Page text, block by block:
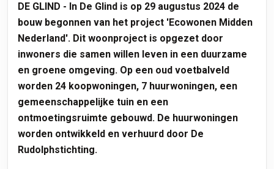
DE GLIND - In De Glind is op 29 augustus 2024 de
bouw begonnen van het project 'Ecowonen Midden
Nederland'. Dit woonproject is opgezet door
inwoners die samen willen leven in een duurzame
en groene omgeving. Op een oud voetbalveld
worden 24 koopwoningen, 7 huurwoningen, een
gemeenschappelijke tuin en een
ontmoetingsruimte gebouwd. De huurwoningen
worden ontwikkeld en verhuurd door De
Rudolphstichting.